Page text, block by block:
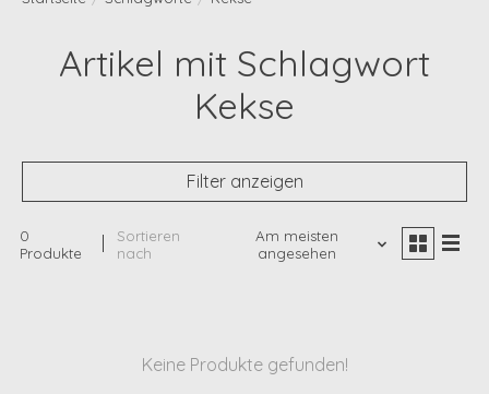
Artikel mit Schlagwort
Kekse
Filter anzeigen
0
Produkte
Sortieren
nach
Am meisten
angesehen
Keine Produkte gefunden!